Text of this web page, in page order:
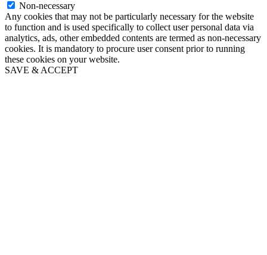
Non-necessary
Any cookies that may not be particularly necessary for the website
to function and is used specifically to collect user personal data via
analytics, ads, other embedded contents are termed as non-necessary
cookies. It is mandatory to procure user consent prior to running
these cookies on your website.
SAVE & ACCEPT